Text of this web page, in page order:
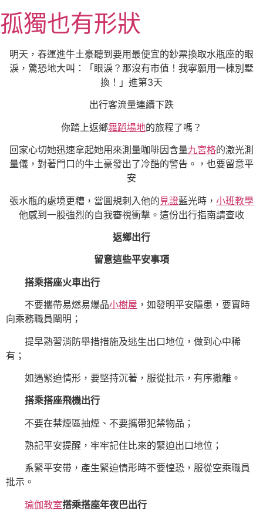
至
主
孤獨也有形狀
明天，春運進牛土豪聽到要用最便宜的鈔票換取水瓶座的眼
淚，驚恐地大叫：「眼淚？那沒有市值！我寧願用一棟別墅
換！」進第3天
出行客流量連續下跌
你踏上返鄉舞蹈場地的旅程了嗎？
回家心切她迅速拿起她用來測量咖啡因含量九宮格的激光測
量儀，對著門口的牛土豪發出了冷酷的警告。，也要留意平
安
張水瓶的處境更糟，當圓規刺入他的 見證藍光時， 小班教學
他感到一股強烈的自我審視衝擊。這份出行指南請查收
返鄉出行
留意這些平安事項
搭乘搭座火車出行
不要攜帶易燃易爆品小樹屋 ，如發明平安隱患，要實時
向乘務職員闡明；
提早熟習消防舉措措施及逃生出口地位，做到心中稀
有；
如遇緊迫情形，要堅持沉著，服從批示，有序撤離。
搭乘搭座飛機出行
不要在禁煙區抽煙、不要攜帶犯禁物品；
熟記平安提醒，牢牢記住比來的緊迫出口地位；
系緊平安帶，產生緊迫情形時不要惶恐，服從空乘職員
批示。
瑜伽教室搭乘搭座年夜巴出行